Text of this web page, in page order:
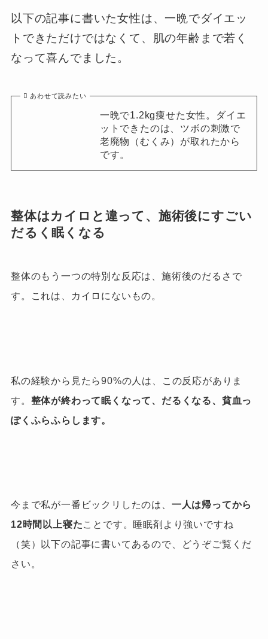
以下の記事に書いた女性は、一晩でダイエッ
トできただけではなくて、肌の年齢まで若く
なって喜んでました。
あわせて読みたい
一晩で1.2kg痩せた女性。ダイエ
ットできたのは、ツボの刺激で
老廃物（むくみ）が取れたから
です。
整体はカイロと違って、施術後にすごい
だるく眠くなる
整体のもう一つの特別な反応は、施術後のだるさで
す。
これは、カイロにないもの。
私の経験から見たら90%の人は、この反応がありま
す。 整体が終わって眠くなって、だるくなる、貧血っ
ぽくふらふらします。
今まで私が一番ビックリしたのは、 一人は帰ってから
12時間以上寝たことです。 睡眠剤より強いですね
（笑）以下の記事に書いてあるので、どうぞご覧くだ
さい。